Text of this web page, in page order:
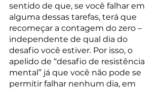
sentido de que, se você falhar em
alguma dessas tarefas, terá que
recomeçar a contagem do zero –
independente de qual dia do
desafio você estiver. Por isso, o
apelido de “desafio de resistência
mental” já que você não pode se
permitir falhar nenhum dia, em